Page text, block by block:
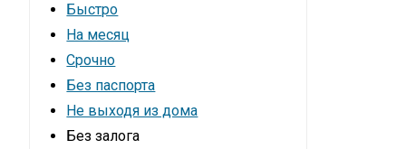
Быстро
На месяц
Cрочно
Без паспорта
Не выходя из дома
Без залога